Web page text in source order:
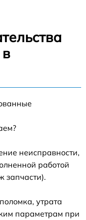
неисправности,
работой
запчасти).
утрата
параметрам при